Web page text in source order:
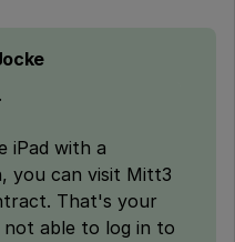
.
iPad with a
you can visit Mitt3
That's your
able to log in to